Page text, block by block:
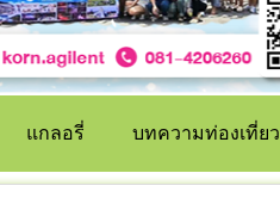
แกลอรี่ บทความท่องเที่ยว